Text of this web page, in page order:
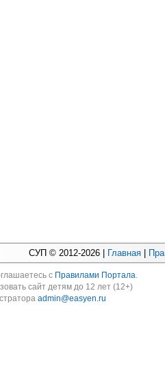
СУП © 2012-2026 | Главная
с Правилами Портала.
сайт детям до 12 лет (12+)
admin@easyen.ru